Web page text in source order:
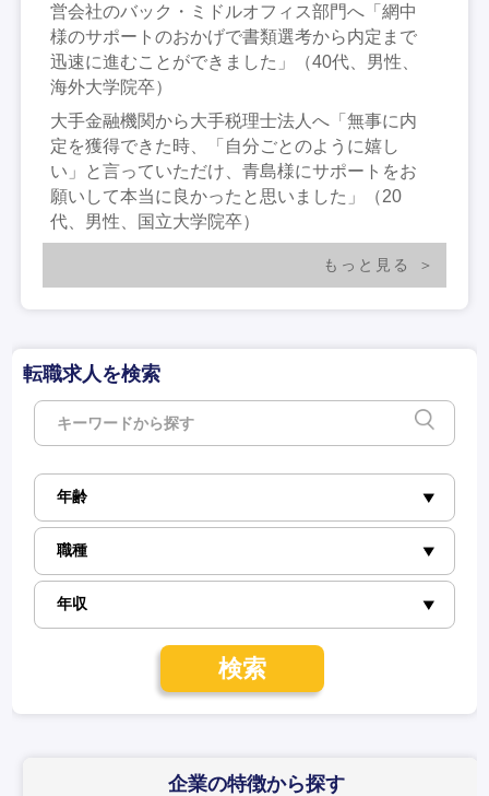
営会社のバック・ミドルオフィス部門へ「網中
様のサポートのおかげで書類選考から内定まで
迅速に進むことができました」（40代、男性、
海外大学院卒）
大手金融機関から大手税理士法人へ「無事に内
定を獲得できた時、「自分ごとのように嬉し
い」と言っていただけ、青島様にサポートをお
願いして本当に良かったと思いました」（20
代、男性、国立大学院卒）
もっと見る
転職求人を検索
検索
企業の特徴から探す